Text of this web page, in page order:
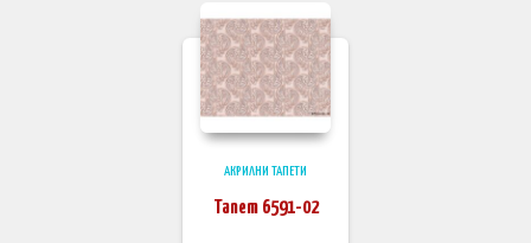
АКРИЛНИ ТАПЕТИ
Тапет 6591-02